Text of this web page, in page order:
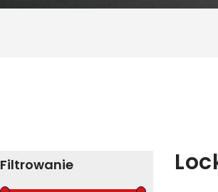
Filtrowanie